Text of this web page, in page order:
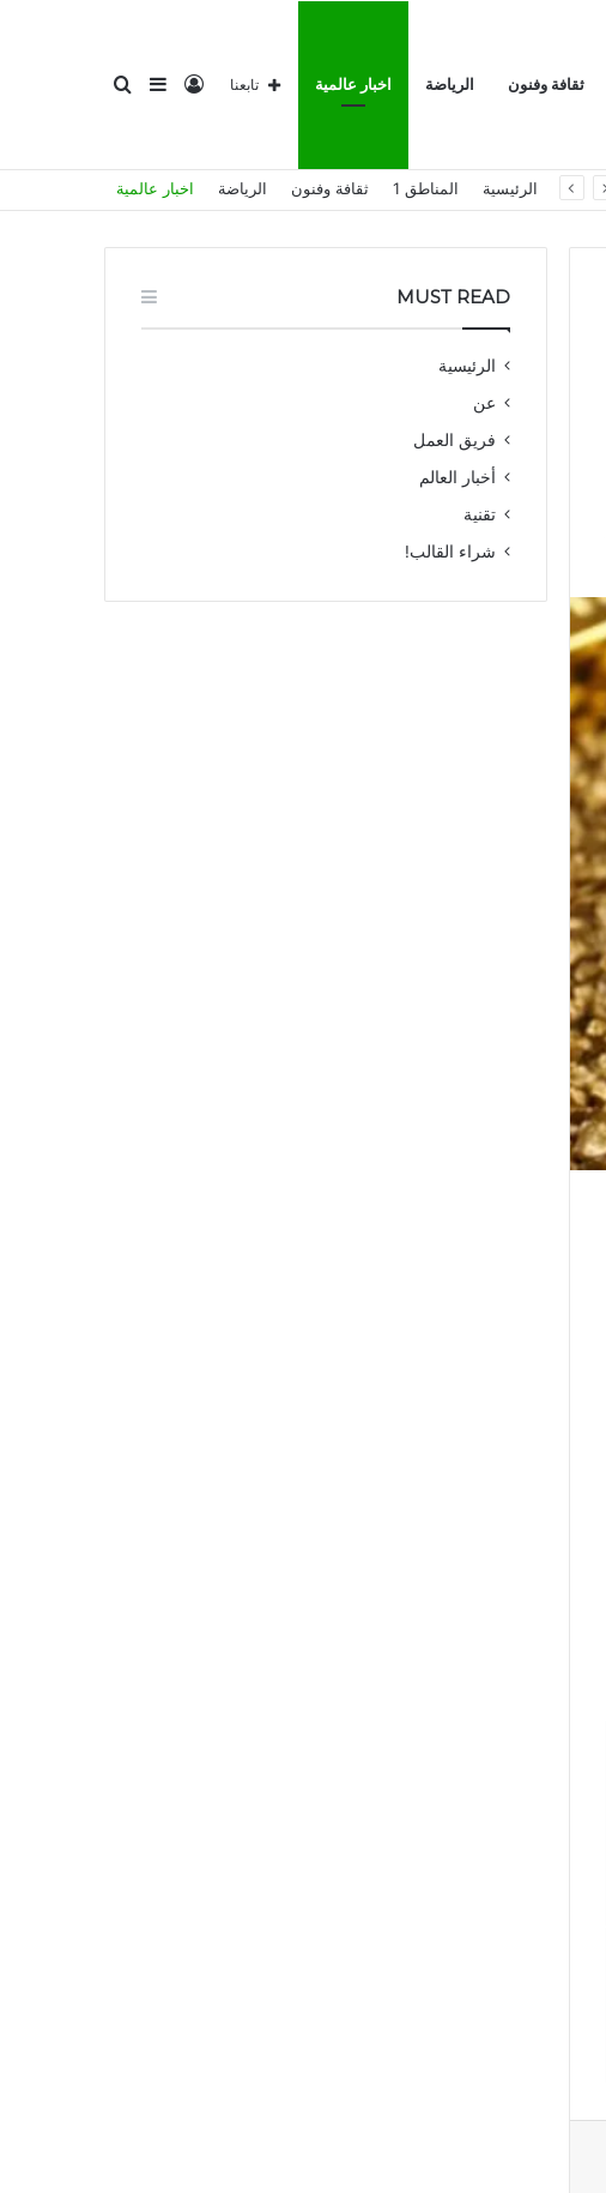
ثقافة وفنون الرياضة اخبار عالمية
عن
إضافة
عمود
تسجيل
الدخول
تابعنا
الرئيسية المناطق 1 ثقافة وفنون الرياضة اخبار عالمية
MUST READ
الرئيسية
عن
فريق العمل
أخبار العالم
تقنية
شراء القالب!